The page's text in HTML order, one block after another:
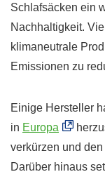
Schlafsäcken ein
Nachhaltigkeit.
klimaneutrale
Emissionen zu
Einige Hersteller
in Europa
verkürzen und
Darüber hinaus